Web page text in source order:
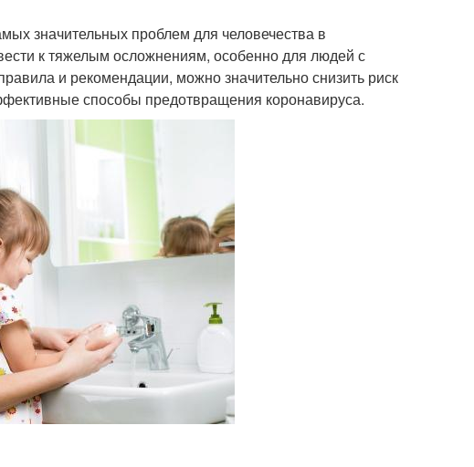
значительных проблем для человечества в
к тяжелым осложнениям, особенно для людей с
и рекомендации, можно значительно снизить риск
способы предотвращения коронавируса.